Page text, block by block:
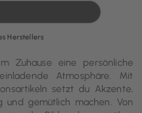
Herstellers
Zuhause eine persönliche
Atmosphäre. Mit
setzt du Akzente,
und gemütlich machen. Von